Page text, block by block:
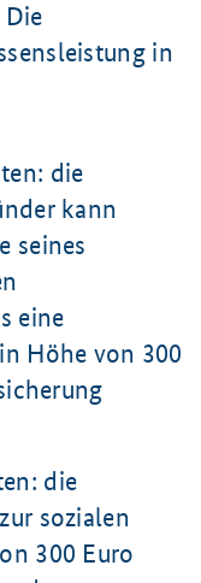
in
die
kann
seines
eine
Höhe von 300
die
sozialen
300 Euro